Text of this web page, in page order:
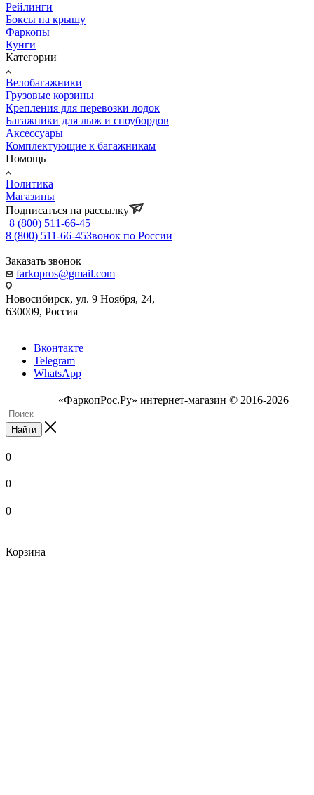
Рейлинги
Боксы на крышу
Фаркопы
Кунги
Категории
Велобагажники
Грузовые корзины
Крепления для перевозки лодок
Багажники для лыж и сноубордов
Аксессуары
Комплектующие к багажникам
Помощь
Политика
Магазины
Подписаться на рассылку
8 (800) 511-66-45
8 (800) 511-66-45Звонок по России
Заказать звонок
farkopros@gmail.com
Новосибирск, ул. 9 Ноября, 24,
630009, Россия
Вконтакте
Telegram
WhatsApp
«ФаркопРос.Ру» интернет-магазин © 2016-2026
Найти
0
0
0
Корзина